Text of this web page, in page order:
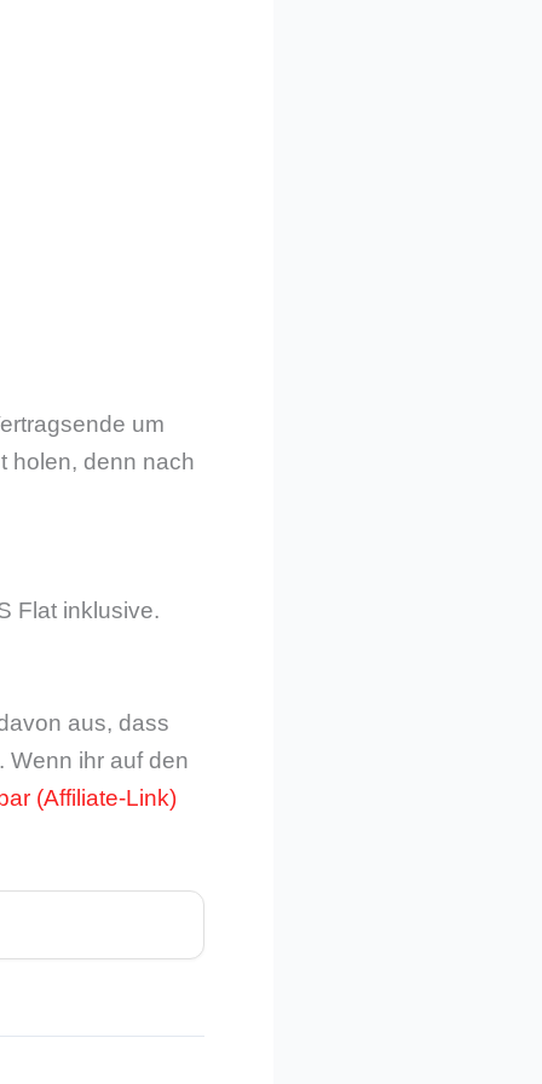
um
holen, denn nach
Flat inklusive.
aus, dass
Wenn ihr auf den